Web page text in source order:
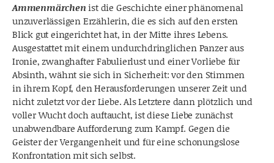
Ammenmärchenist die Geschichte einer phänomenal
unzuverlässigen Erzählerin, die es sich auf den ersten
Blick gut eingerichtet hat, in der Mitte ihres Lebens.
Ausgestattet mit einem undurchdringlichen Panzer aus
Ironie, zwanghafter Fabulierlust und einer Vorliebe für
Absinth, wähnt sie sich in Sicherheit: vor den Stimmen
in ihrem Kopf, den Herausforderungen unserer Zeit und
nicht zuletzt vor der Liebe. Als Letztere dann plötzlich und
voller Wucht doch auftaucht, ist diese Liebe zunächst
unabwendbare Aufforderung zum Kampf. Gegen die
Geister der Vergangenheit und für eine schonungslose
Konfrontation mit sich selbst.